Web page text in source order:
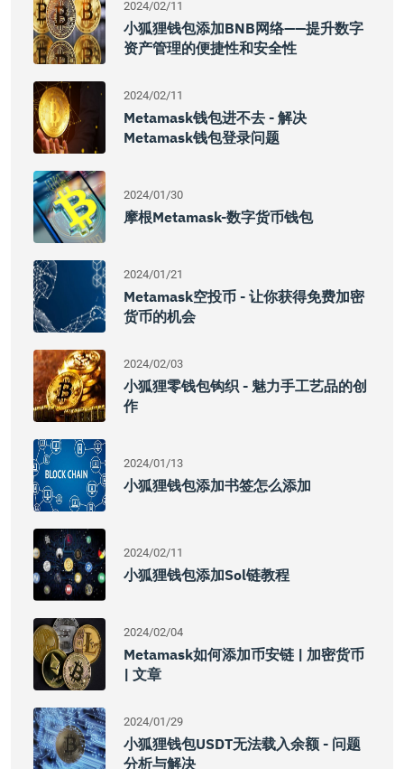
2024/02/11
小狐狸钱包添加BNB网络——提升数字
资产管理的便捷性和安全性
2024/02/11
Metamask钱包进不去 - 解决
Metamask钱包登录问题
2024/01/30
摩根Metamask-数字货币钱包
2024/01/21
Metamask空投币 - 让你获得免费加密
货币的机会
2024/02/03
小狐狸零钱包钩织 - 魅力手工艺品的创
作
2024/01/13
小狐狸钱包添加书签怎么添加
2024/02/11
小狐狸钱包添加Sol链教程
2024/02/04
Metamask如何添加币安链 | 加密货币
| 文章
2024/01/29
小狐狸钱包USDT无法载入余额 - 问题
分析与解决